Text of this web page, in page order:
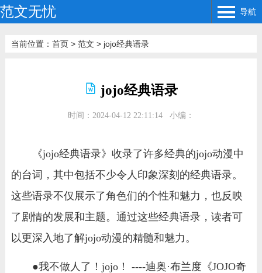
范文无忧 导航
当前位置： 首页> 范文 > jojo经典语录
jojo经典语录
时间：2024-04-12 22:11:14 小编：
《jojo经典语录》收录了许多经典的jojo动漫中
的台词，其中包括不少令人印象深刻的经典语录。
这些语录不仅展示了角色们的个性和魅力，也反映
了剧情的发展和主题。通过这些经典语录，读者可
以更深入地了解jojo动漫的精髓和魅力。
●我不做人了！jojo！ ----迪奥·布兰度《JOJO奇